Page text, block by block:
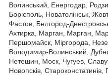
Волинський, Енергодар,
Борісполь, Новатолінськ,
Фастов, Белгород-
Ахтирка, Марган, Марган,
Першомайск, Міргорода,
Володимир-Волинський,
Нетешин, Моск, Чугуев,
Новопсків, Староконстатинів,